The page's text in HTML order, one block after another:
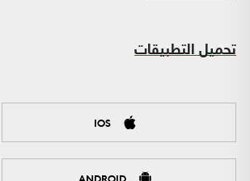
تحميل التطبيقات
IOS
ANDROID